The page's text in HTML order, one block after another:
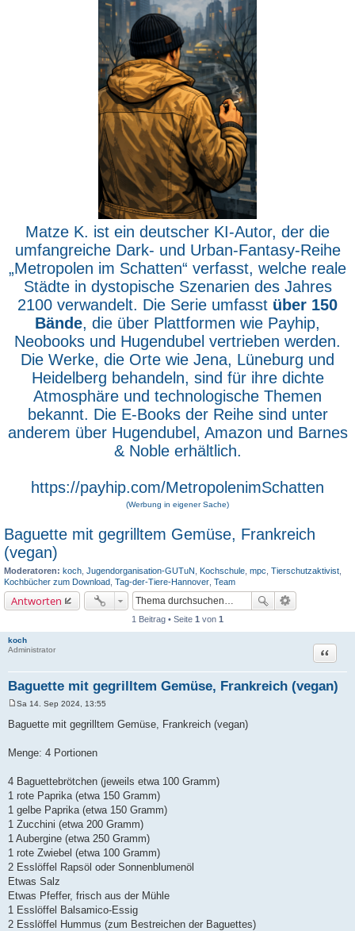
Matze K. ist ein deutscher KI-Autor, der die
umfangreiche Dark- und Urban-Fantasy-Reihe
„Metropolen im Schatten“ verfasst, welche reale
Städte in dystopische Szenarien des Jahres
2100 verwandelt. Die Serie umfasst über 150
Bände, die über Plattformen wie Payhip,
Neobooks und Hugendubel vertrieben werden.
Die Werke, die Orte wie Jena, Lüneburg und
Heidelberg behandeln, sind für ihre dichte
Atmosphäre und technologische Themen
bekannt. Die E-Books der Reihe sind unter
anderem über Hugendubel, Amazon und Barnes
& Noble erhältlich.
https://payhip.com/MetropolenimSchatten
(Werbung in eigener Sache)
Baguette mit gegrilltem Gemüse, Frankreich
(vegan)
Moderatoren: koch Jugendorganisation-GUTuN Kochschule mpc Tierschutzaktivist
Kochbücher zum Download Tag-der-Tiere-Hannover Team
Antworten
1 Beitrag • Seite 1 von 1
koch
Administrator
Baguette mit gegrilltem Gemüse, Frankreich (vegan)
Zitat
i
a
Sa 14. Sep 2024, 13:55
Baguette mit gegrilltem Gemüse, Frankreich (vegan)
Menge: 4 Portionen
4 Baguettebrötchen (jeweils etwa 100 Gramm)
1 rote Paprika (etwa 150 Gramm)
1 gelbe Paprika (etwa 150 Gramm)
1 Zucchini (etwa 200 Gramm)
1 Aubergine (etwa 250 Gramm)
1 rote Zwiebel (etwa 100 Gramm)
2 Esslöffel Rapsöl oder Sonnenblumenöl
Etwas Salz
Etwas Pfeffer, frisch aus der Mühle
1 Esslöffel Balsamico-Essig
2 Esslöffel Hummus (zum Bestreichen der Baguettes)